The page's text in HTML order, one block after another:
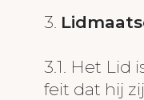
3.
3.1. Het Lid
feit dat hij